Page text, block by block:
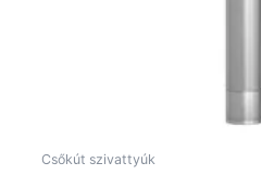
Csőkút szivattyúk